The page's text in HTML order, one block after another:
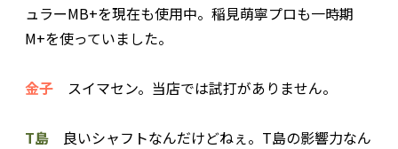
ュラーMB+を現在も使用中。稲見萌寧プロも一時期
M+を使っていました。
金子 スイマセン。当店では試打がありません。
T島 良いシャフトなんだけどねぇ。T島の影響力なん